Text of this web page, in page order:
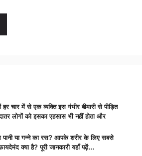
हर चार में से एक व्यक्ति इस गंभीर बीमारी से पीड़ित
लोगों को इसका एहसास भी नहीं होता और
पानी या गन्ने का रस? आपके शरीर के लिए सबसे
क्या है? पूरी जानकारी यहाँ पढ़ें…